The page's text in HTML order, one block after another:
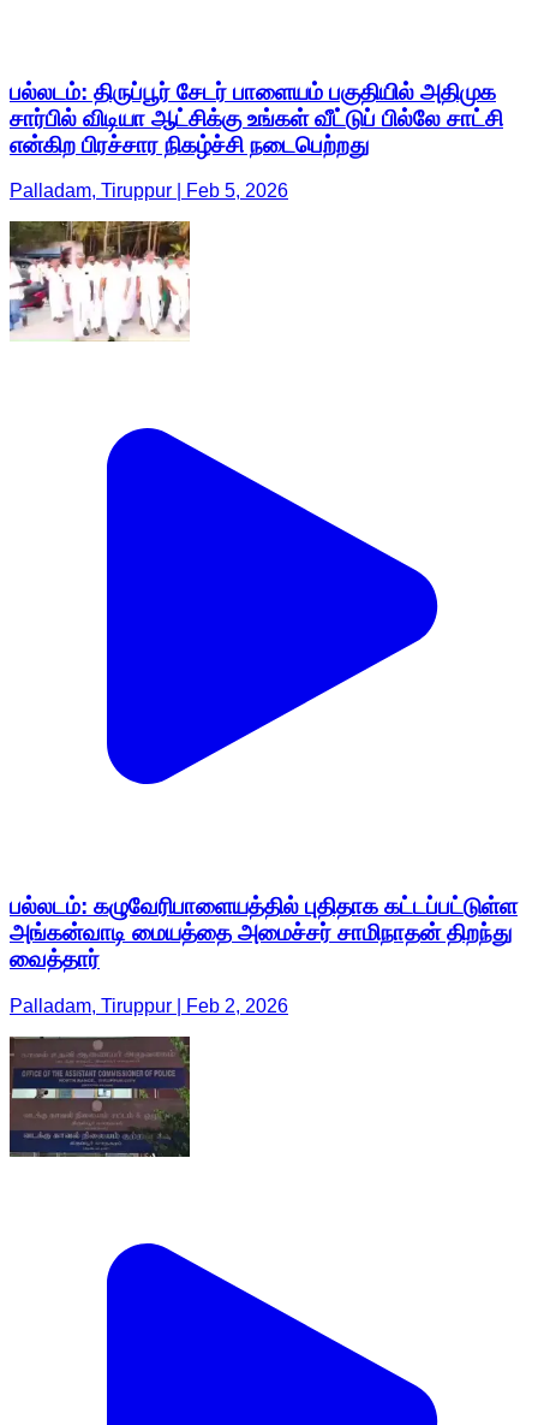
பல்லடம்: திருப்பூர் சேடர் பாளையம் பகுதியில் அதிமுக
சார்பில் விடியா ஆட்சிக்கு உங்கள் வீட்டுப் பில்லே சாட்சி
என்கிற பிரச்சார நிகழ்ச்சி நடைபெற்றது
Palladam, Tiruppur | Feb 5, 2026
பல்லடம்: கழுவேரிபாளையத்தில் புதிதாக கட்டப்பட்டுள்ள
அங்கன்வாடி மையத்தை அமைச்சர் சாமிநாதன் திறந்து
வைத்தார்
Palladam, Tiruppur | Feb 2, 2026